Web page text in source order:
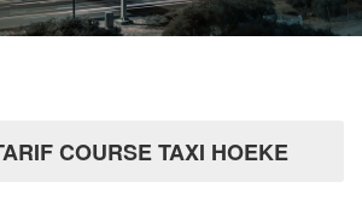
COURSE TAXI HOEKE